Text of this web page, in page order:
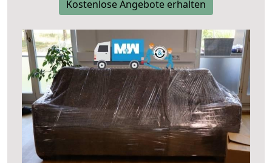
Kostenlose Angebote erhalten